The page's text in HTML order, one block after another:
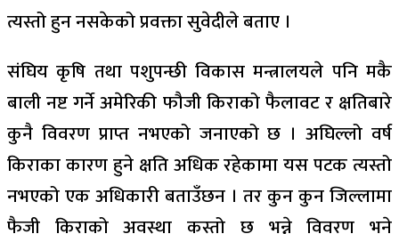
त्यस्तो हुन नसकेको प्रवक्ता सुवेदीले बताए ।
संघिय कृषि तथा पशुपन्छी विकास मन्त्रालयले पनि मकै
बाली नष्ट गर्ने अमेरिकी फौजी किराको फैलावट र क्षतिबारे
कुनै विवरण प्राप्त नभएको जनाएको छ । अघिल्लो वर्ष
किराका कारण हुने क्षति अधिक रहेकामा यस पटक त्यस्तो
नभएको एक अधिकारी बताउँछन । तर कुन कुन जिल्लामा
फैजी किराको अवस्था कस्तो छ भन्ने विवरण भने